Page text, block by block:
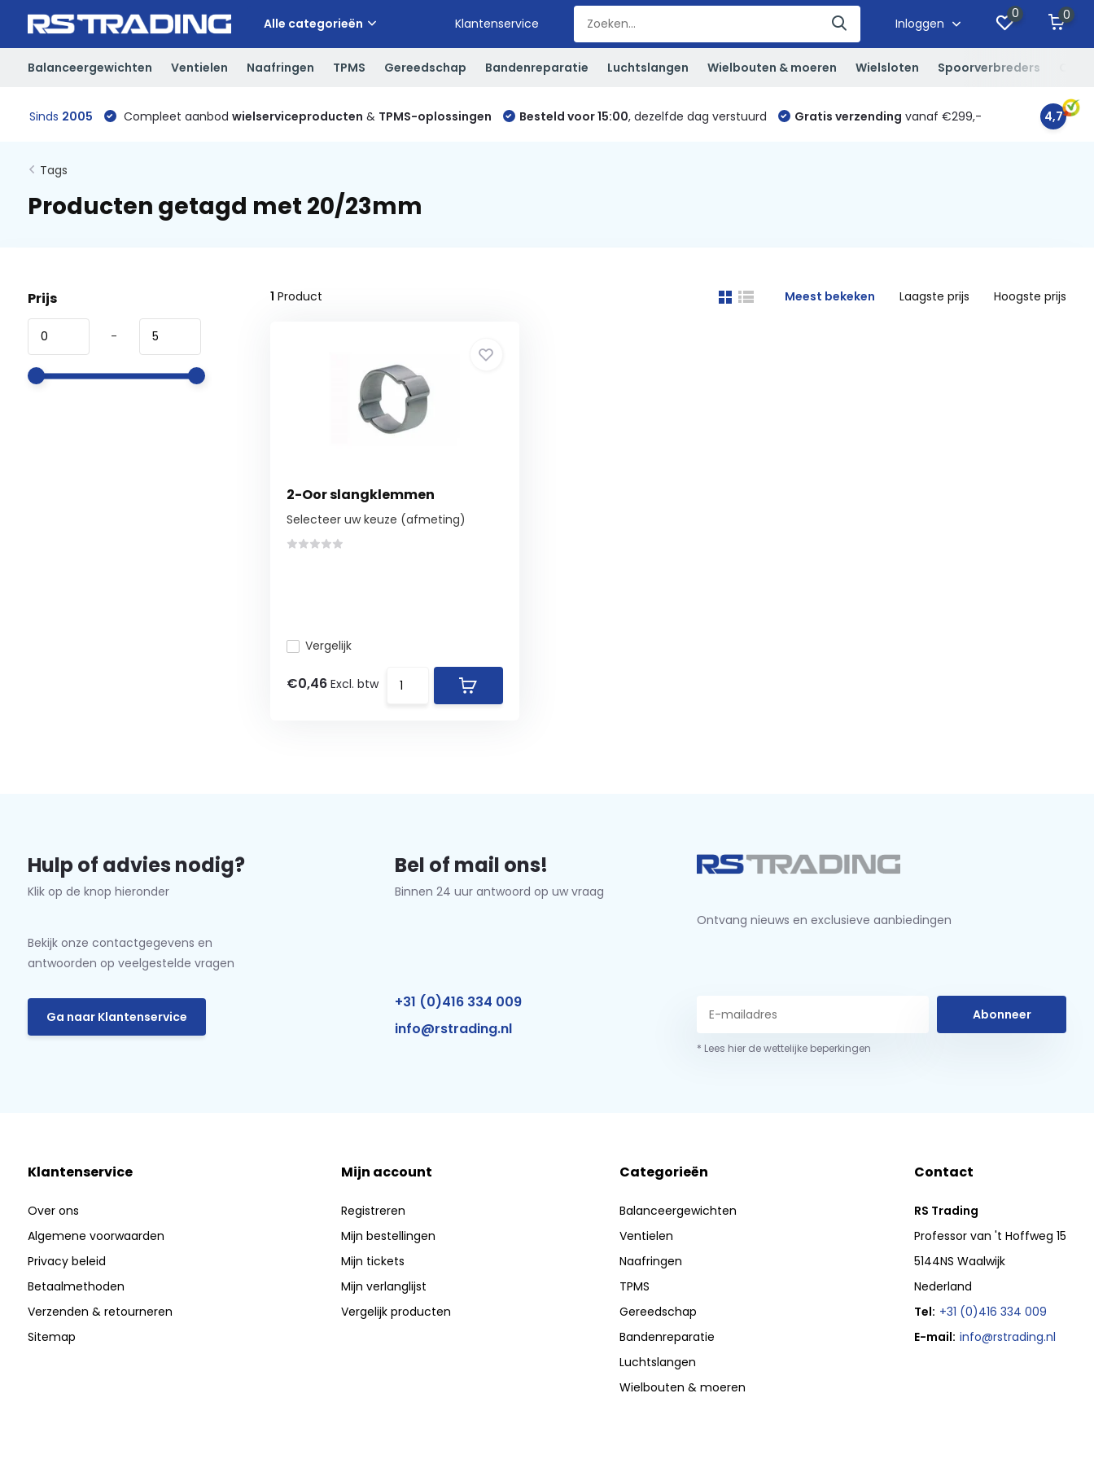
Alle categorieën Klantenservice Inloggen
0 0
Balanceergewichten Ventielen Naafringen TPMS Gereedschap Bandenreparatie Luchtslangen Wielbouten & moeren Wielsloten Spoorverbreders
Sinds 2005 Compleet aanbod wielserviceproducten & TPMS-oplossingen Besteld voor 15:00, dezelfde dag verstuurd Gratis verzending vanaf €299,- 4,7
Tags
Producten getagd met 20/23mm
Prijs
-
1 Product Meest bekeken Laagste prijs Hoogste prijs
2-Oor slangklemmen
Selecteer uw keuze (afmeting)
Vergelijk
€0,46 Excl. btw
Hulp of advies nodig?
Klik op de knop hieronder
Bekijk onze contactgegevens en
antwoorden op veelgestelde vragen
Ga naar Klantenservice
Bel of mail ons!
Binnen 24 uur antwoord op uw vraag
+31 (0)416 334 009
info@rstrading.nl
Ontvang nieuws en exclusieve aanbiedingen
Abonneer
* Lees hier de wettelijke beperkingen
Klantenservice
Over ons
Algemene voorwaarden
Privacy beleid
Betaalmethoden
Verzenden & retourneren
Sitemap
Mijn account
Registreren
Mijn bestellingen
Mijn tickets
Mijn verlanglijst
Vergelijk producten
Categorieën
Balanceergewichten
Ventielen
Naafringen
TPMS
Gereedschap
Bandenreparatie
Luchtslangen
Wielbouten & moeren
Contact
RS Trading
Professor van 't Hoffweg 15
5144NS Waalwijk
Nederland
Tel: +31 (0)416 334 009
E-mail: info@rstrading.nl